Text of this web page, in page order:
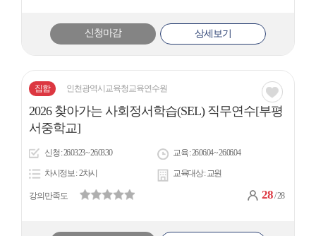
신청마감 상세보기
집합 인천광역시교육청교육연수원 관심
2026 찾아가는 사회정서학습(SEL) 직무연수[부평
서중학교]
신청 26.03.23 ~ 26.03.30 교육 26.06.04 ~ 26.06.04
차시정보 2차시 교육대상 교원
강의만족도 28/ 28